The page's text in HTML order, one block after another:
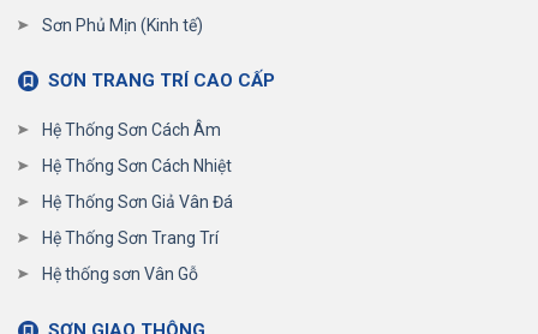
Sơn Phủ Mịn (Kinh tế)
SƠN TRANG TRÍ CAO CẤP
Hệ Thống Sơn Cách Âm
Hệ Thống Sơn Cách Nhiệt
Hệ Thống Sơn Giả Vân Đá
Hệ Thống Sơn Trang Trí
Hệ thống sơn Vân Gỗ